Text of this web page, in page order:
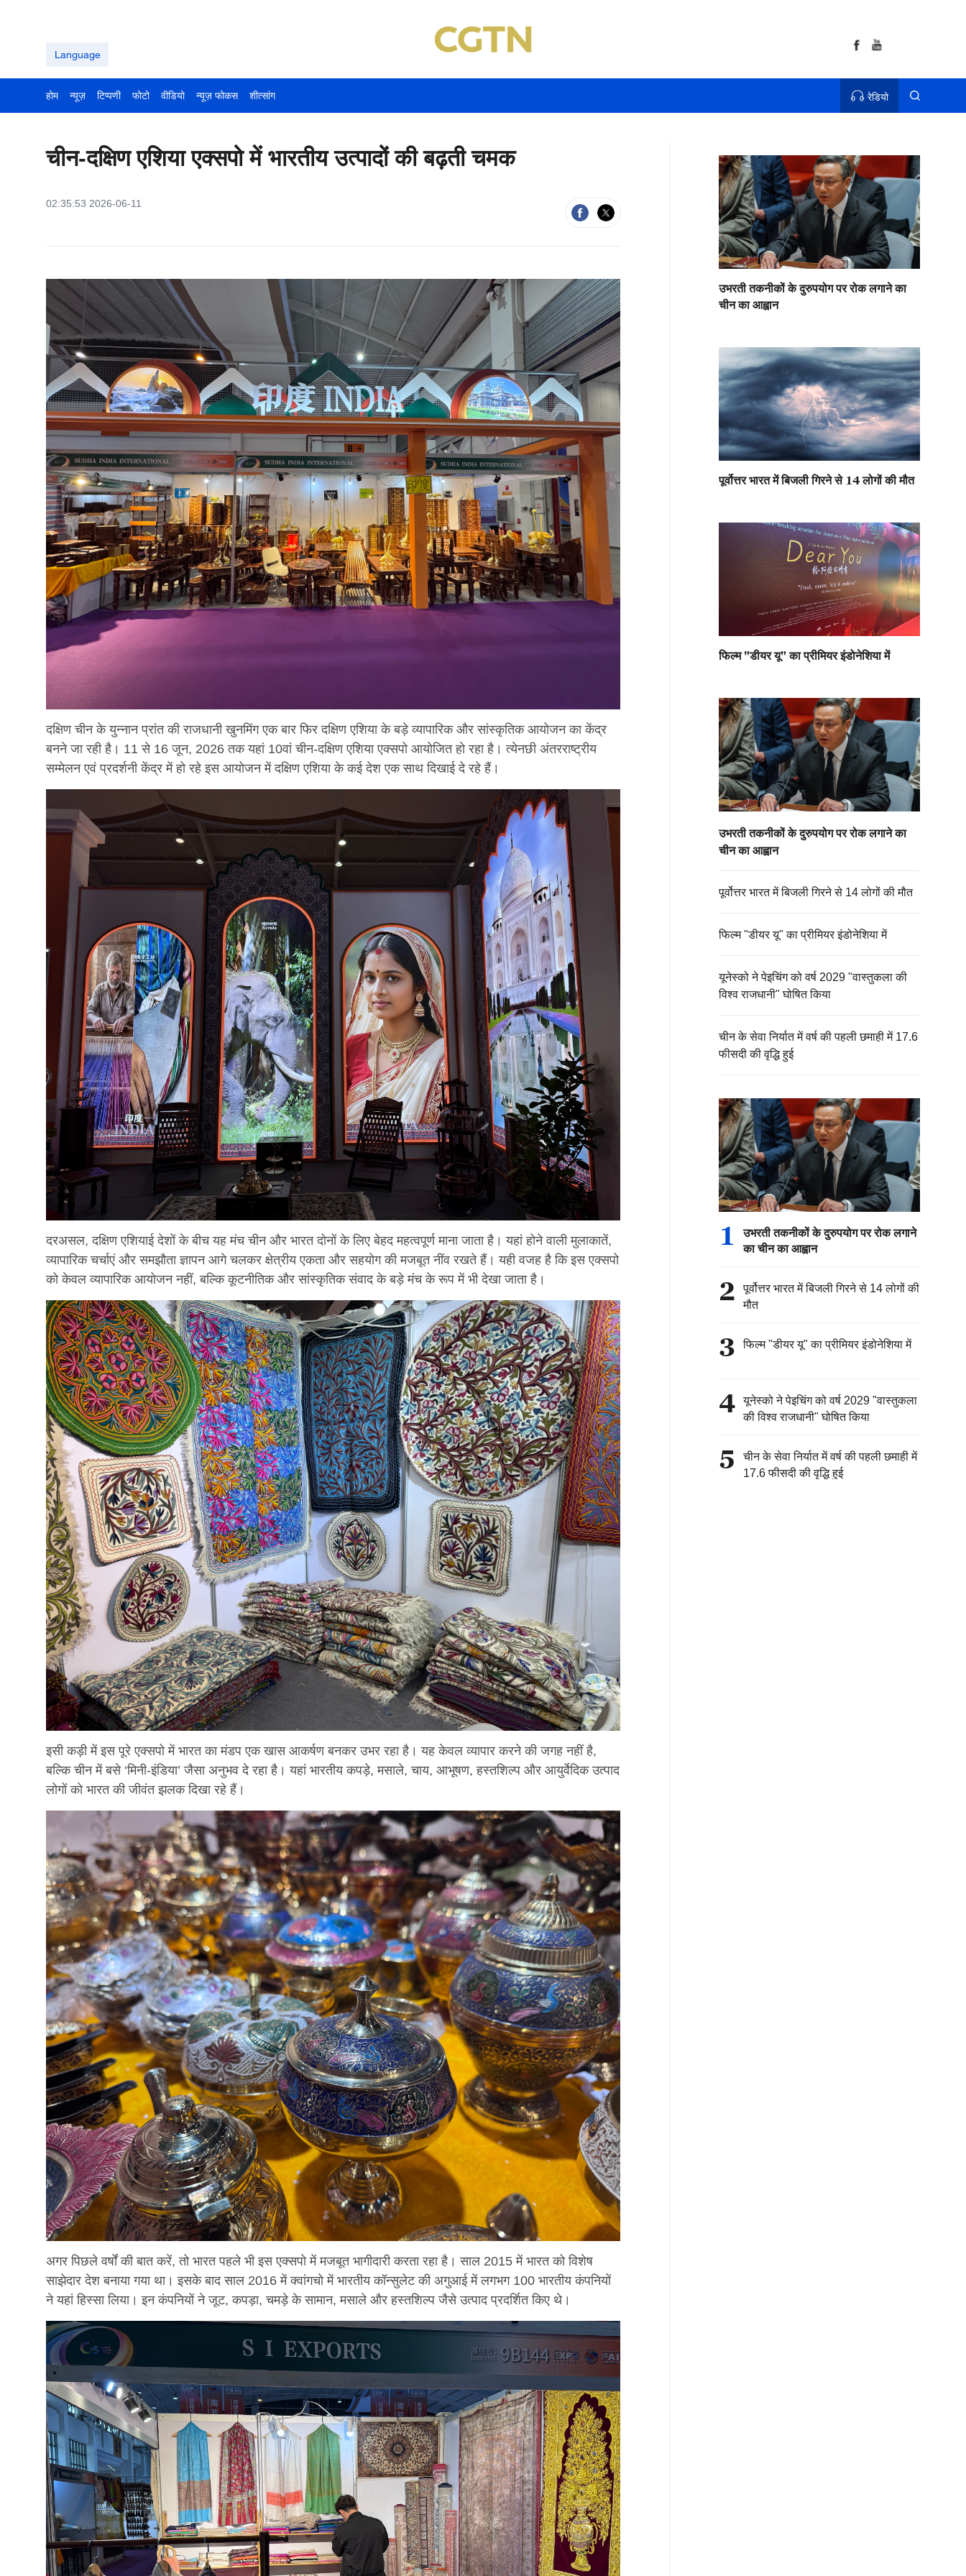
Language
होम न्यूज़ टिप्पणी फोटो वीडियो न्यूज़ फोकस शीत्सांग रेडियो
चीन-दक्षिण एशिया एक्सपो में भारतीय उत्पादों की बढ़ती चमक
02:35:53 2026-06-11
दक्षिण चीन के युन्नान प्रांत की राजधानी खुनमिंग एक बार फिर दक्षिण एशिया के बड़े व्यापारिक और सांस्कृतिक आयोजन का केंद्र
बनने जा रही है। 11 से 16 जून, 2026 तक यहां 10वां चीन-दक्षिण एशिया एक्सपो आयोजित हो रहा है। त्येनछी अंतरराष्ट्रीय
सम्मेलन एवं प्रदर्शनी केंद्र में हो रहे इस आयोजन में दक्षिण एशिया के कई देश एक साथ दिखाई दे रहे हैं।
दरअसल, दक्षिण एशियाई देशों के बीच यह मंच चीन और भारत दोनों के लिए बेहद महत्वपूर्ण माना जाता है। यहां होने वाली मुलाकातें,
व्यापारिक चर्चाएं और समझौता ज्ञापन आगे चलकर क्षेत्रीय एकता और सहयोग की मजबूत नींव रखते हैं। यही वजह है कि इस एक्सपो
को केवल व्यापारिक आयोजन नहीं, बल्कि कूटनीतिक और सांस्कृतिक संवाद के बड़े मंच के रूप में भी देखा जाता है।
इसी कड़ी में इस पूरे एक्सपो में भारत का मंडप एक खास आकर्षण बनकर उभर रहा है। यह केवल व्यापार करने की जगह नहीं है,
बल्कि चीन में बसे ‘मिनी-इंडिया’ जैसा अनुभव दे रहा है। यहां भारतीय कपड़े, मसाले, चाय, आभूषण, हस्तशिल्प और आयुर्वेदिक उत्पाद
लोगों को भारत की जीवंत झलक दिखा रहे हैं।
अगर पिछले वर्षों की बात करें, तो भारत पहले भी इस एक्सपो में मजबूत भागीदारी करता रहा है। साल 2015 में भारत को विशेष
साझेदार देश बनाया गया था। इसके बाद साल 2016 में क्वांगचो में भारतीय कॉन्सुलेट की अगुआई में लगभग 100 भारतीय कंपनियों
ने यहां हिस्सा लिया। इन कंपनियों ने जूट, कपड़ा, चमड़े के सामान, मसाले और हस्तशिल्प जैसे उत्पाद प्रदर्शित किए थे।
उभरती तकनीकों के दुरुपयोग पर रोक लगाने का
चीन का आह्वान
पूर्वोत्तर भारत में बिजली गिरने से 14 लोगों की मौत
फिल्म "डीयर यू" का प्रीमियर इंडोनेशिया में
उभरती तकनीकों के दुरुपयोग पर रोक लगाने का
चीन का आह्वान
पूर्वोत्तर भारत में बिजली गिरने से 14 लोगों की मौत
फिल्म "डीयर यू" का प्रीमियर इंडोनेशिया में
यूनेस्को ने पेइचिंग को वर्ष 2029 "वास्तुकला की
विश्व राजधानी" घोषित किया
चीन के सेवा निर्यात में वर्ष की पहली छमाही में 17.6
फीसदी की वृद्धि हुई
1
उभरती तकनीकों के दुरुपयोग पर रोक लगाने
का चीन का आह्वान
2
पूर्वोत्तर भारत में बिजली गिरने से 14 लोगों की
मौत
3 फिल्म "डीयर यू" का प्रीमियर इंडोनेशिया में
4
यूनेस्को ने पेइचिंग को वर्ष 2029 "वास्तुकला
की विश्व राजधानी" घोषित किया
5
चीन के सेवा निर्यात में वर्ष की पहली छमाही में
17.6 फीसदी की वृद्धि हुई